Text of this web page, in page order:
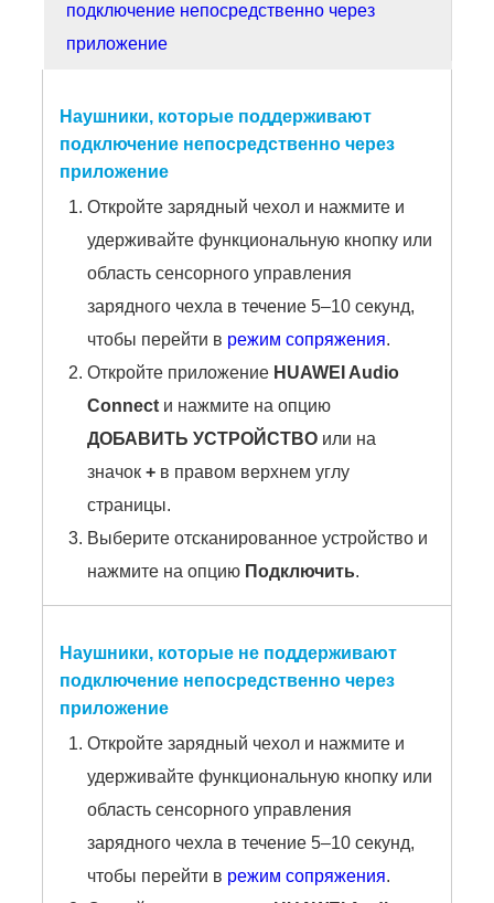
подключение непосредственно через
приложение
Наушники, которые поддерживают
подключение непосредственно через
приложение
Откройте зарядный чехол и нажмите и
удерживайте функциональную кнопку или
область сенсорного управления
зарядного чехла в течение 5–10 секунд,
чтобы перейти в режим сопряжения.
Откройте приложение HUAWEI Audio
Connect и нажмите на опцию
ДОБАВИТЬ УСТРОЙСТВО или на
значок+ в правом верхнем углу
страницы.
Выберите отсканированное устройство и
нажмите на опцию Подключить.
Наушники, которые не поддерживают
подключение непосредственно через
приложение
Откройте зарядный чехол и нажмите и
удерживайте функциональную кнопку или
область сенсорного управления
зарядного чехла в течение 5–10 секунд,
чтобы перейти в режим сопряжения.